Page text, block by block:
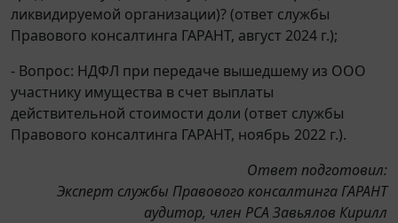
ликвидируемой организации)? (ответ службы
Правового консалтинга ГАРАНТ, август 2024 г.);
- Вопрос: НДФЛ при передаче вышедшему из ООО
участнику имущества в счет выплаты
действительной стоимости доли (ответ службы
Правового консалтинга ГАРАНТ, ноябрь 2022 г.).
Ответ подготовил:
Эксперт службы Правового консалтинга ГАРАНТ
аудитор, член РСА Завьялов Кирилл